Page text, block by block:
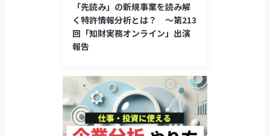
「先読み」の新規事業を読み解
く特許情報分析とは？ ～第213
回「知財実務オンライン」出演
報告